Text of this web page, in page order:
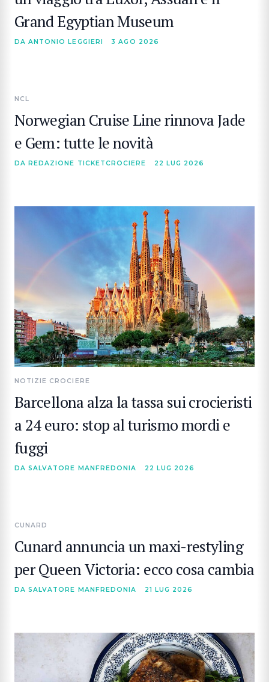
Grand Egyptian Museum
DA ANTONIO LEGGIERI 3 AGO 2026
NCL
Norwegian Cruise Line rinnova Jade
e Gem: tutte le novità
DA REDAZIONE TICKETCROCIERE 22 LUG 2026
NOTIZIE CROCIERE
Barcellona alza la tassa sui crocieristi
a 24 euro: stop al turismo mordi e
fuggi
DA SALVATORE MANFREDONIA 22 LUG 2026
CUNARD
Cunard annuncia un maxi-restyling
per Queen Victoria: ecco cosa cambia
DA SALVATORE MANFREDONIA 21 LUG 2026